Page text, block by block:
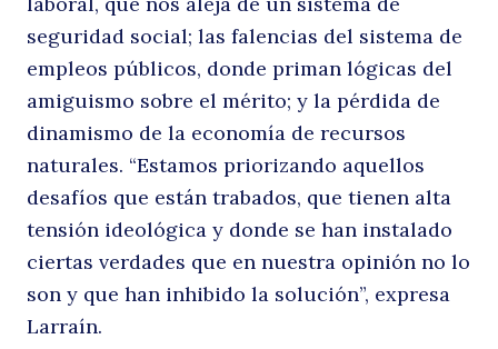
seguridad social; las falencias del sistema de
empleos públicos, donde priman lógicas del
amiguismo sobre el mérito; y la pérdida de
dinamismo de la economía de recursos
naturales. “Estamos priorizando aquellos
desafíos que están trabados, que tienen alta
tensión ideológica y donde se han instalado
ciertas verdades que en nuestra opinión no lo
son y que han inhibido la solución”, expresa
Larraín.